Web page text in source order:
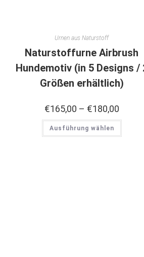
Urnen aus Naturstoff
Naturstoffurne Airbrush
Hundemotiv (in 5 Designs /
Größen erhältlich)
€165,00 – €180,00
Ausführung wählen